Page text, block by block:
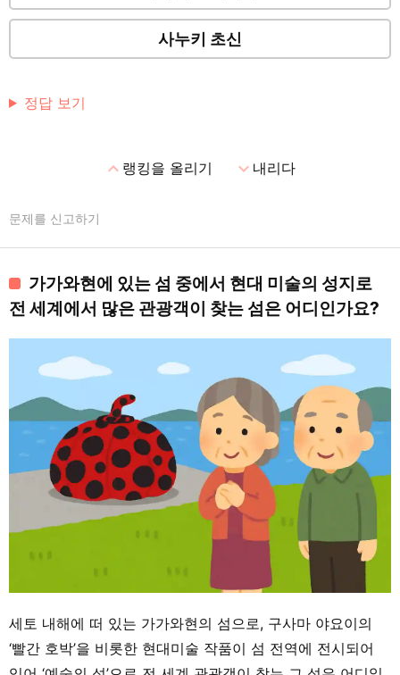
사누키 초신
정답 보기
expand_less랭킹을 올리기 expand_more내리다
문제를 신고하기
가가와현에 있는 섬 중에서 현대 미술의 성지로
전 세계에서 많은 관광객이 찾는 섬은 어디인가요?
세토 내해에 떠 있는 가가와현의 섬으로, 구사마 야요이의
‘빨간 호박’을 비롯한 현대미술 작품이 섬 전역에 전시되어